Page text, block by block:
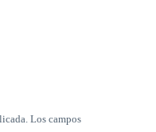
Los campos